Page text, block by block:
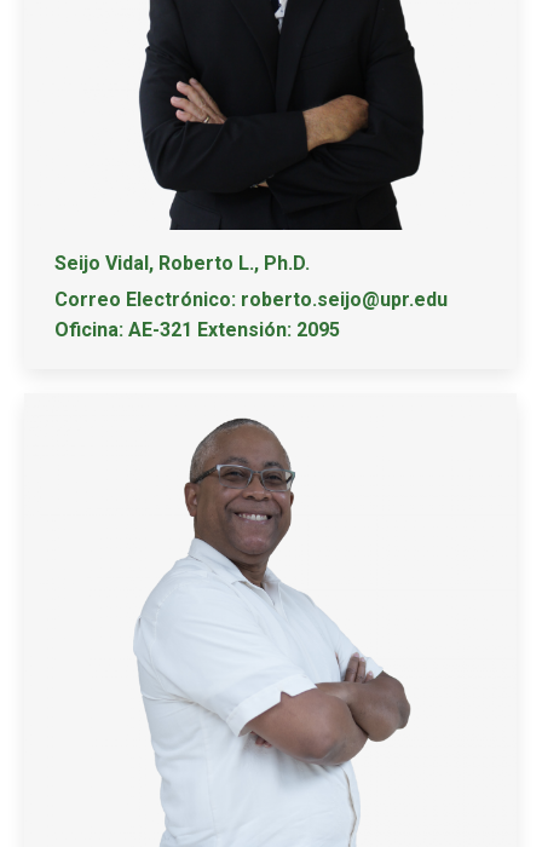
Seijo Vidal, Roberto L., Ph.D.
Correo Electrónico: roberto.seijo@upr.edu
Oficina: AE-321 Extensión: 2095